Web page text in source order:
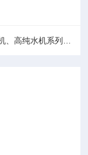
、高纯水机系列